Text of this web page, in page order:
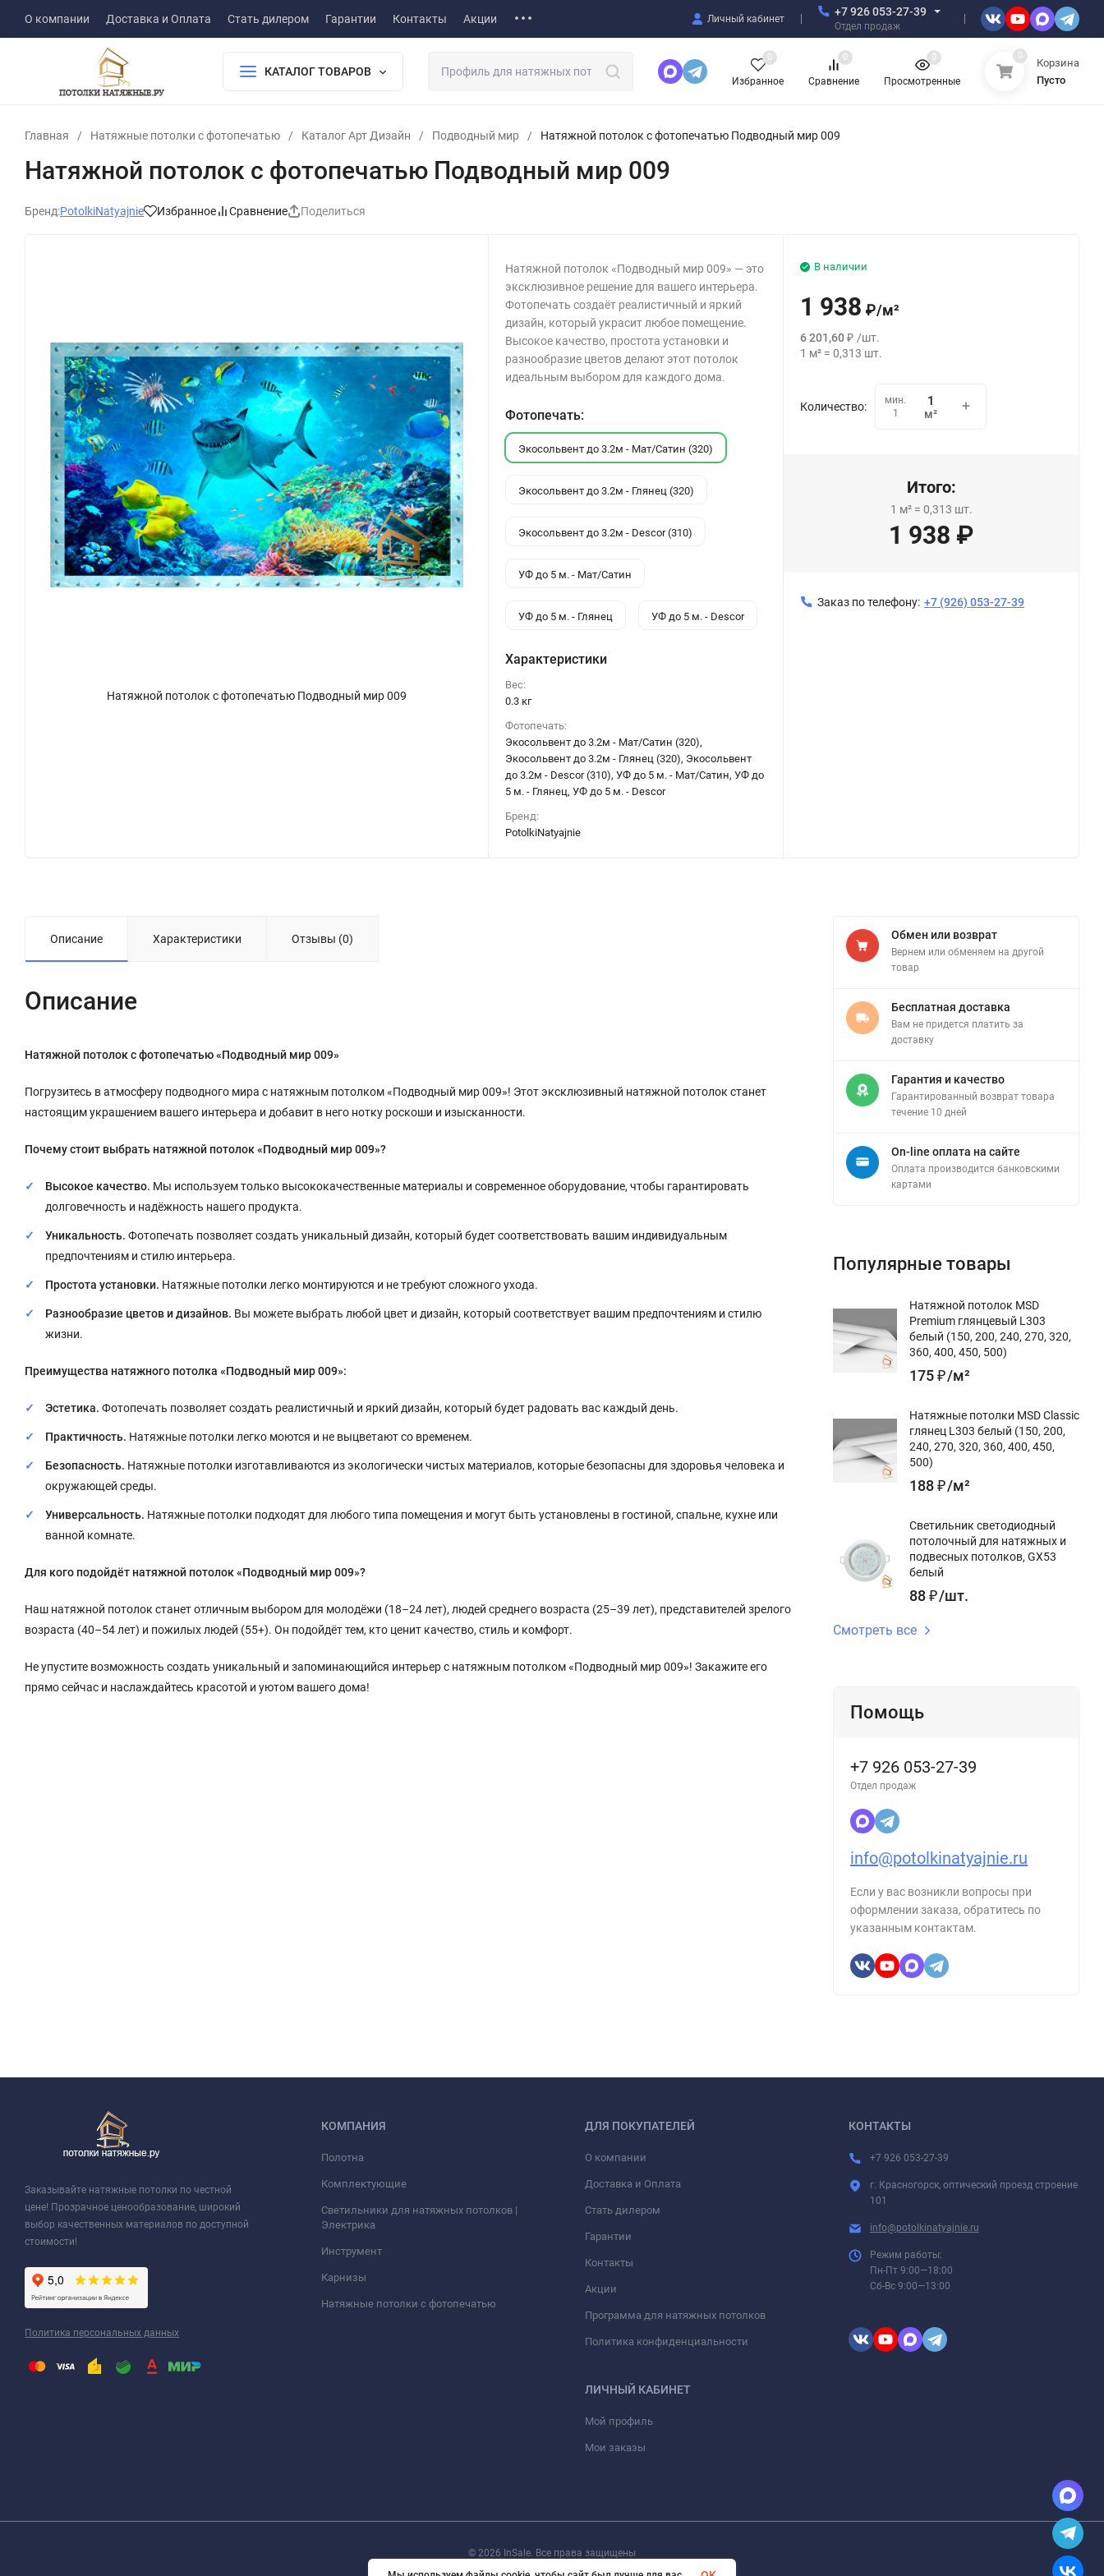
О компании Доставка и Оплата Стать дилером Гарантии Контакты Акции Личный кабинет
+7 926 053-27-39
Отдел продаж
КАТАЛОГ ТОВАРОВ
Избранное
0
Сравнение
0
Просмотренные
0 0
Корзина
Пусто
Главная / Натяжные потолки с фотопечатью / Каталог Арт Дизайн / Подводный мир / Натяжной потолок с фотопечатью Подводный мир 009
Натяжной потолок с фотопечатью Подводный мир 009
Бренд:PotolkiNatyajnie Избранное Сравнение Поделиться
Натяжной потолок с фотопечатью Подводный мир 009
Натяжной потолок «Подводный мир 009» — это
эксклюзивное решение для вашего интерьера.
Фотопечать создаёт реалистичный и яркий
дизайн, который украсит любое помещение.
Высокое качество, простота установки и
разнообразие цветов делают этот потолок
идеальным выбором для каждого дома.
Фотопечать:
Экосольвент до 3.2м - Мат/Сатин (320)
Экосольвент до 3.2м - Глянец (320)
Экосольвент до 3.2м - Descor (310)
УФ до 5 м. - Мат/Сатин
УФ до 5 м. - Глянец УФ до 5 м. - Descor
Характеристики
Вес:
0.3 кг
Фотопечать:
Экосольвент до 3.2м - Мат/Сатин (320),
Экосольвент до 3.2м - Глянец (320), Экосольвент
до 3.2м - Descor (310), УФ до 5 м. - Мат/Сатин, УФ до
5 м. - Глянец, УФ до 5 м. - Descor
Бренд:
PotolkiNatyajnie
В наличии
1 938 ₽/м²
6 201,60₽ /шт.
1 м² =0,313 шт.
Количество:
мин.
1
м²
Итого:
1 м²= 0,313 шт.
1 938 ₽
Заказ по телефону: +7 (926) 053-27-39
Описание Характеристики Отзывы (0)
Описание
Натяжной потолок с фотопечатью «Подводный мир 009»
Погрузитесь в атмосферу подводного мира с натяжным потолком «Подводный мир 009»! Этот эксклюзивный натяжной потолок станет
настоящим украшением вашего интерьера и добавит в него нотку роскоши и изысканности.
Почему стоит выбрать натяжной потолок «Подводный мир 009»?
Высокое качество. Мы используем только высококачественные материалы и современное оборудование, чтобы гарантировать
долговечность и надёжность нашего продукта.
Уникальность. Фотопечать позволяет создать уникальный дизайн, который будет соответствовать вашим индивидуальным
предпочтениям и стилю интерьера.
Простота установки. Натяжные потолки легко монтируются и не требуют сложного ухода.
Разнообразие цветов и дизайнов. Вы можете выбрать любой цвет и дизайн, который соответствует вашим предпочтениям и стилю
жизни.
Преимущества натяжного потолка «Подводный мир 009»:
Эстетика. Фотопечать позволяет создать реалистичный и яркий дизайн, который будет радовать вас каждый день.
Практичность. Натяжные потолки легко моются и не выцветают со временем.
Безопасность. Натяжные потолки изготавливаются из экологически чистых материалов, которые безопасны для здоровья человека и
окружающей среды.
Универсальность. Натяжные потолки подходят для любого типа помещения и могут быть установлены в гостиной, спальне, кухне или
ванной комнате.
Для кого подойдёт натяжной потолок «Подводный мир 009»?
Наш натяжной потолок станет отличным выбором для молодёжи (18–24 лет), людей среднего возраста (25–39 лет), представителей зрелого
возраста (40–54 лет) и пожилых людей (55+). Он подойдёт тем, кто ценит качество, стиль и комфорт.
Не упустите возможность создать уникальный и запоминающийся интерьер с натяжным потолком «Подводный мир 009»! Закажите его
прямо сейчас и наслаждайтесь красотой и уютом вашего дома!
Обмен или возврат
Вернем или обменяем на другой
товар
Бесплатная доставка
Вам не придется платить за
доставку
Гарантия и качество
Гарантированный возврат товара
течение 10 дней
On-line оплата на сайте
Оплата производится банковскими
картами
Популярные товары
Натяжной потолок MSD
Premium глянцевый L303
белый (150, 200, 240, 270, 320,
360, 400, 450, 500)
175₽/м²
Натяжные потолки MSD Classic
глянец L303 белый (150, 200,
240, 270, 320, 360, 400, 450,
500)
188₽/м²
Светильник светодиодный
потолочный для натяжных и
подвесных потолков, GX53
белый
88₽/шт.
Смотреть все
Помощь
+7 926 053-27-39
Отдел продаж
info@potolkinatyajnie.ru
Если у вас возникли вопросы при
оформлении заказа, обратитесь по
указанным контактам.
Заказывайте натяжные потолки по честной
цене! Прозрачное ценообразование, широкий
выбор качественных материалов по доступной
стоимости!
Политика персональных данных
КОМПАНИЯ
Полотна
Комплектующие
Светильники для натяжных потолков |
Электрика
Инструмент
Карнизы
Натяжные потолки с фотопечатью
ДЛЯ ПОКУПАТЕЛЕЙ
О компании
Доставка и Оплата
Стать дилером
Гарантии
Контакты
Акции
Программа для натяжных потолков
Политика конфиденциальности
ЛИЧНЫЙ КАБИНЕТ
Мой профиль
Мои заказы
КОНТАКТЫ
+7 926 053-27-39
г. Красногорск, оптический проезд строение
101
info@potolkinatyajnie.ru
Режим работы:
Пн-Пт 9:00—18:00
Сб-Вс 9:00—13:00
© 2026 InSale. Все права защищены